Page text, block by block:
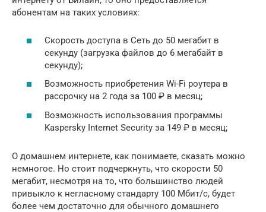
абонентам на таких условиях:
Скорость доступа в Сеть до 50 мегабит в
секунду (загрузка файлов до 6 мегабайт в
секунду);
Возможность приобретения Wi-Fi роутера в
рассрочку на 2 года за 100 ₽ в месяц;
Возможность использования программы
Kaspersky Internet Security за 149 ₽ в месяц;
О домашнем интернете, как понимаете, сказать можно
немногое. Но стоит подчеркнуть, что скорости 50
мегабит, несмотря на то, что большинство людей
привыкло к негласному стандарту 100 Мбит/с, будет
более чем достаточно для обычного домашнего